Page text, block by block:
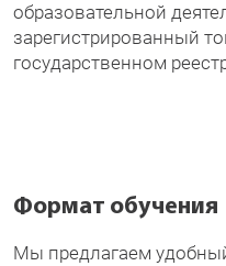
образовательной
зарегистрированный
государственном
Формат обучения
Мы предлагаем